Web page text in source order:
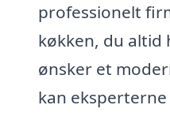
professionelt
køkken, du altid
ønsker et
kan